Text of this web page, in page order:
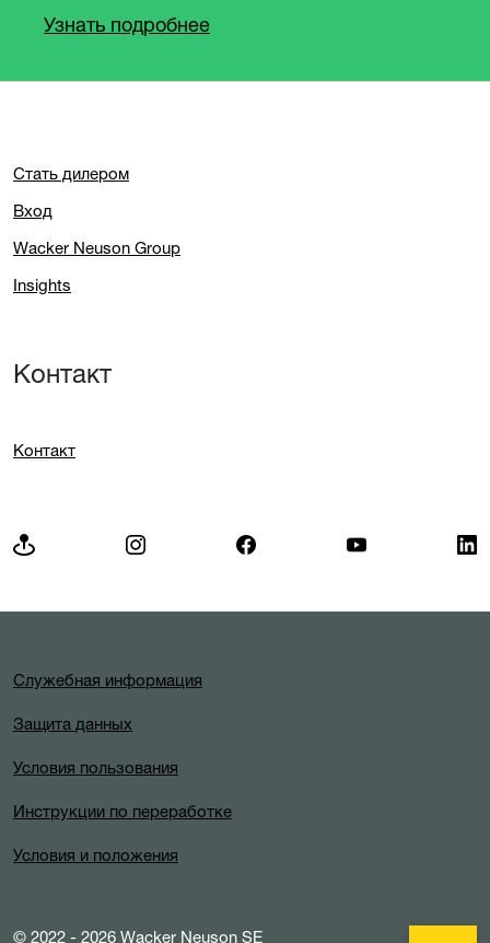
Узнать подробнее
Стать дилером
Вход
Wacker Neuson Group
Insights
Контакт
Контакт
Служебная информация
Защита данных
Условия пользования
Инструкции по переработке
Условия и положения
© 2022 - 2026 Wacker Neuson SE